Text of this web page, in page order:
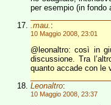
per esempio (in fondo
.mau. :
10 Maggio 2008, 23:01
@leonaltro: così in
discussione. Tra
quanto accade con le
Leonaltro:
10 Maggio 2008, 23:37